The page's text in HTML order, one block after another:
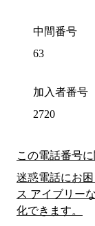
中間番号
63
加入者番号
2720
この電話番号
迷惑電話にお
ス アイブリー
化できます。